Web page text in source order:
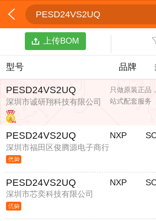
PESD24VS2UQ
上传BOM
型号 品牌
PESD24VS2UQ
深圳市诚研翔科技有限公司
只做原装正品
站式配套服务
PESD24VS2UQ
深圳市福田区俊腾源电子商行
NXP
PESD24VS2UQ
深圳市芯奕科技有限公司
NXP